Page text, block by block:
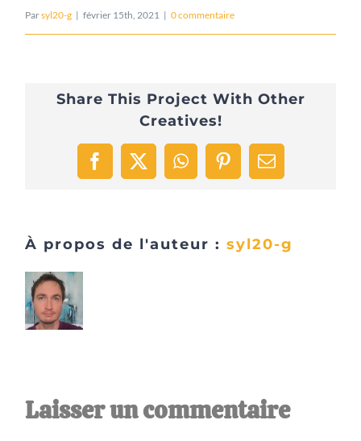
Parsyl20-g | février 15th, 2021 | 0 commentaire
Share This Project With Other
Creatives!
Facebook
X WhatsAppPinterestEmail
À propos de l'auteur :syl20-g
Laisser un commentaire